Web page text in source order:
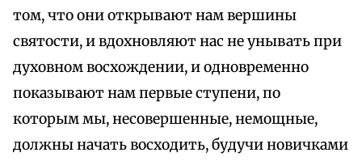
том, что они открывают нам вершины
святости, и вдохновляют нас не унывать при
духовном восхождении, и одновременно
показывают нам первые ступени, по
которым мы, несовершенные, немощные,
должны начать восходить, будучи новичками